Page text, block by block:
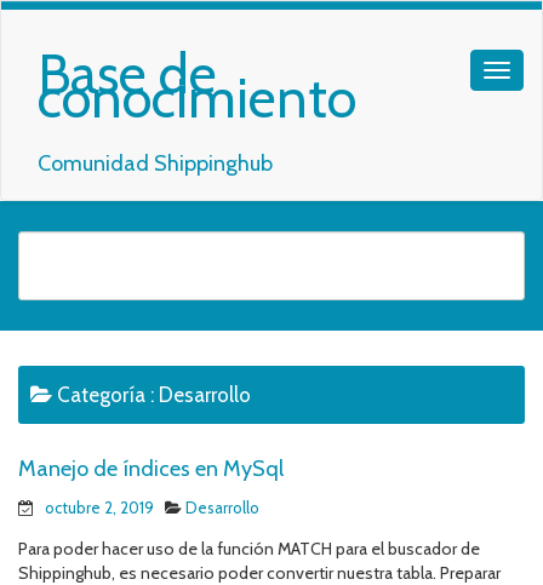
Base de
conocimiento
Comunidad Shippinghub
Categoría : Desarrollo
Manejo de índices en MySql
octubre 2, 2019 Desarrollo
Para poder hacer uso de la función MATCH para el buscador de
Shippinghub, es necesario poder convertir nuestra tabla. Preparar